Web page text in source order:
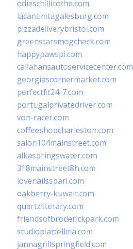
odieschillicothe.com
lacantinitagalesburg.com
pizzadeliverybristol.com
greenstarsmogcheck.com
happypawspl.com
callahansautoservicecenter.com
georgiascornermarket.com
perfectfit24-7.com
portugalprivatedriver.com
von-racer.com
coffeeshopcharleston.com
salon104mainstreet.com
alkaspringswater.com
318mainstreet8h.com
lovenailsspari.com
oakberry-kuwait.com
quartzliterary.com
friendsofbroderickpark.com
studiopiattellina.com
jannagrillspringfield.com